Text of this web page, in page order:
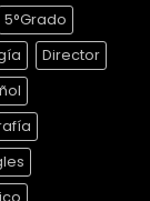
5°Grado
Director